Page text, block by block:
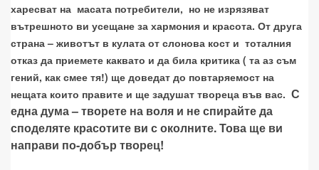
харесват на масата потребители, но не изрязяват
вътрешното ви усещане за хармония и красота. От друга
страна – животът в кулата от слонова кост и тоталния
отказ да приемете каквато и да била критика ( та аз съм
гений, как смее тя!) ще доведат до повтаряемост на
нещата които правите и ще задушат твореца във вас. С
една дума – творете на воля и не спирайте да
споделяте красотите ви с околните. Това ще ви
направи по-добър творец!